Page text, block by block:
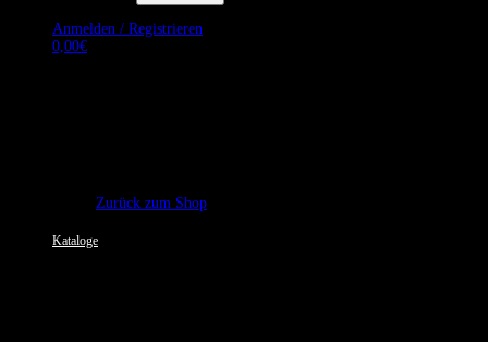
Anmelden / Registrieren
0,00€
Zurück zum Shop
Kataloge